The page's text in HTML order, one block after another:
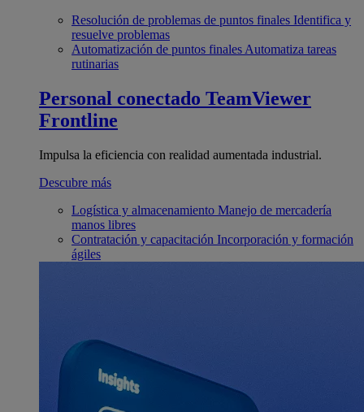
Resolución de problemas de puntos finales Identifica y
resuelve problemas
Automatización de puntos finales Automatiza tareas
rutinarias
Personal conectado TeamViewer
Frontline
Impulsa la eficiencia con realidad aumentada industrial.
Descubre más
Logística y almacenamiento Manejo de mercadería
manos libres
Contratación y capacitación Incorporación y formación
ágiles